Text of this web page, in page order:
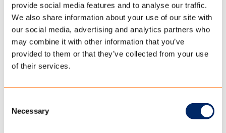
provide social media features and to analyse our traffic.
We also share information about your use of our site with
our social media, advertising and analytics partners who
may combine it with other information that you’ve
provided to them or that they’ve collected from your use
of their services.
Selection
Necessary
Arbeiten bei
TenCate Outdoor